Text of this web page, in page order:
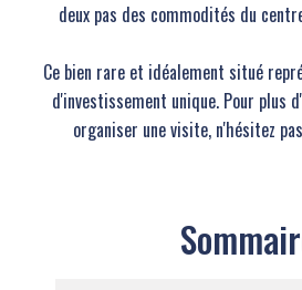
deux pas des commodités du
Ce bien rare et idéalement situé
d'investissement unique. Pour plus
organiser une visite, n'hésitez